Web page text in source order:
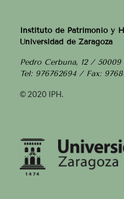
Instituto de Patrimonio y
Universidad de Zaragoza
Pedro Cerbuna, 12 /
Tel: 976762694 / Fax:
© 2020 IPH.